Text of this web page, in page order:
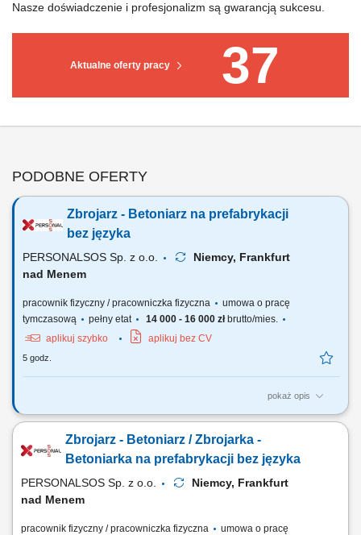
Aktualne oferty pracy 37
Nasze doświadczenie i profesjonalizm są gwarancją sukcesu.
PODOBNE OFERTY
Zbrojarz - Betoniarz na prefabrykacji
bez języka
PERSONALSOS Sp. z o.o.
Niemcy, Frankfurt
nad Menem
pracownik fizyczny / pracowniczka fizyczna
umowa o pracę
tymczasową
pełny etat 14 000 - 16 000 złbrutto/mies.
aplikuj szybko
aplikuj bez CV
5 godz.
pokaż opis
Opis stanowiska: Wykonywanie zbrojeń zgodnie z rysunkiem
interpretacja dokumentacji technicznej; Przygotowanie form oraz
elementów do betonowania; Montaż zbrojeń w formach
Zbrojarz - Betoniarz / Zbrojarka -
Betoniarka na prefabrykacji bez języka
PERSONALSOS Sp. z o.o.
Niemcy, Frankfurt
nad Menem
pracownik fizyczny / pracowniczka fizyczna
umowa o pracę